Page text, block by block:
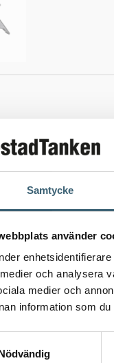
Samtycke
använder
och analysera
medier och
information som